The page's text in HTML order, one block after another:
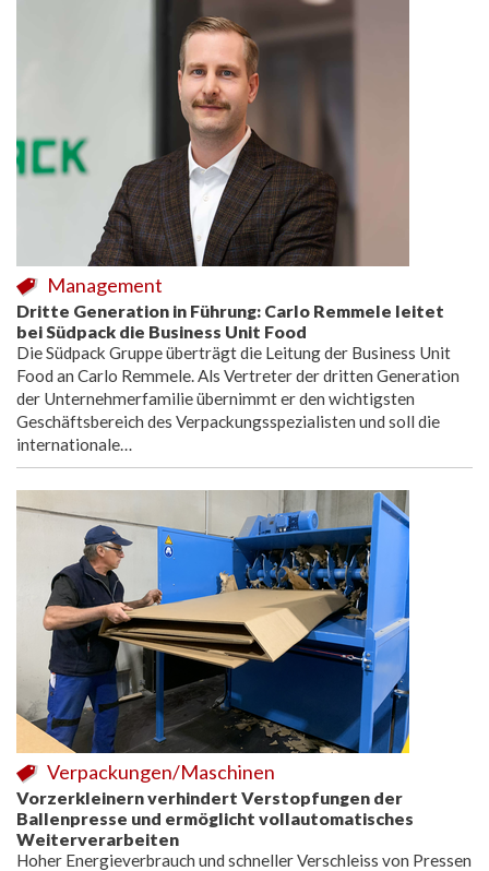
Dritte Generation in Führung: Carlo Remmele leitet
bei Südpack die Business Unit Food
Management
Die Südpack Gruppe überträgt die Leitung der Business Unit
Food an Carlo Remmele. Als Vertreter der dritten Generation
der Unternehmerfamilie übernimmt er den wichtigsten
Geschäftsbereich des Verpackungsspezialisten und soll die
internationale…
Vorzerkleinern verhindert Verstopfungen der
Ballenpresse und ermöglicht vollautomatisches
Weiterverarbeiten
Verpackungen/Maschinen
Hoher Energieverbrauch und schneller Verschleiss von Pressen